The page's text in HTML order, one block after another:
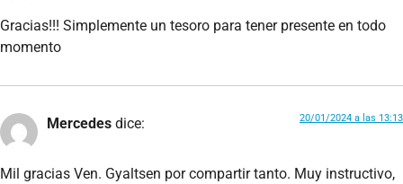
Gracias!!! Simplemente un tesoro para tener presente en todo
momento
Mercedes dice: 20/01/2024 a las 13:13
Mil gracias Ven. Gyaltsen por compartir tanto. Muy instructivo,